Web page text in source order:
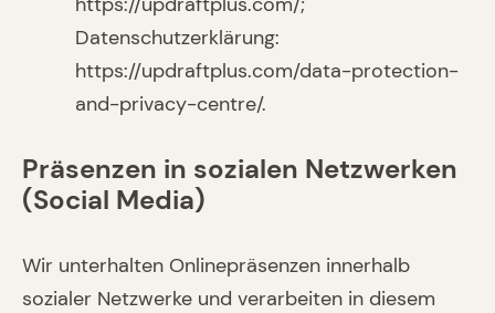
Datenschutzerklärung:
https://updraftplus.com/data-protection-
and-privacy-centre/.
Präsenzen in sozialen Netzwerken
(Social Media)
Wir unterhalten Onlinepräsenzen innerhalb
sozialer Netzwerke und verarbeiten in diesem